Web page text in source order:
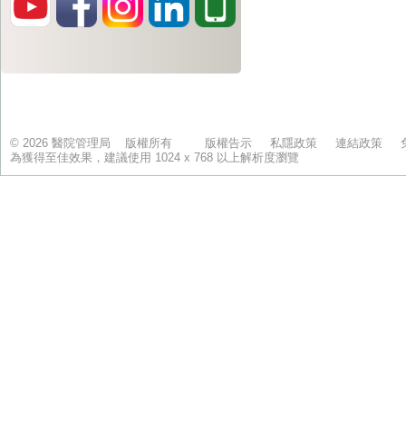
© 2026 醫院管理局 版權所有 版權告示 私隱政策 連結政策
為獲得至佳效果，建議使用 1024 x 768 以上解析度瀏覽